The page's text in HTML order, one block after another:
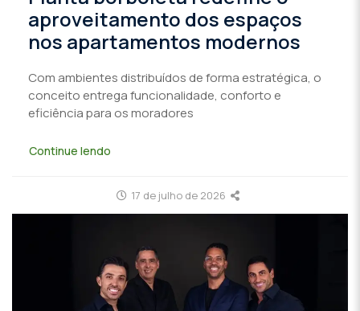
aproveitamento dos espaços
nos apartamentos modernos
Com ambientes distribuídos de forma estratégica, o
conceito entrega funcionalidade, conforto e
eficiência para os moradores
Continue lendo
17 de julho de 2026